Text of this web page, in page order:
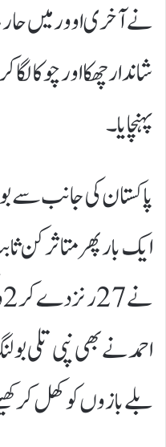
نے آخری اوور میں
پہنچایا۔
پاکستان کی جانب
ایک بار پھر متاثر کن
احمد نے بھی نپی تلی
بلے بازوں کو کھل کر